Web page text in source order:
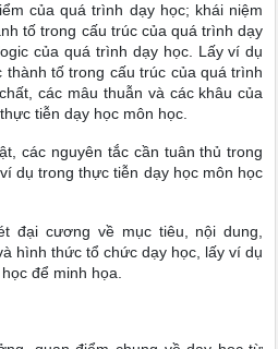
của quá trình dạy học; khái niệm
tố trong cấu trúc của quá trình dạy
của quá trình dạy học. Lấy ví dụ
tố trong cấu trúc của quá trình
các mâu thuẫn và các khâu của
tiễn dạy học môn học.
các nguyên tắc cần tuân thủ trong
dụ trong thực tiễn dạy học môn học
đại cương về mục tiêu, nội dung,
hình thức tổ chức dạy học, lấy ví dụ
để minh họa.